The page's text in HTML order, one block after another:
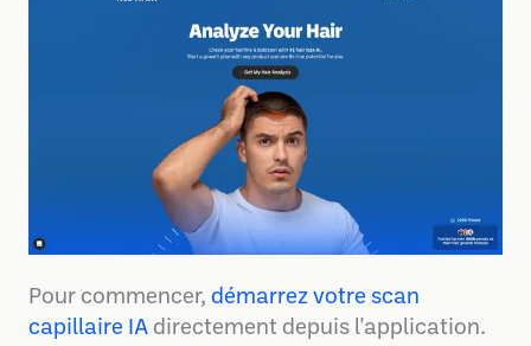
Pour commencer, démarrez votre scan
capillaire IA directement depuis l'application.